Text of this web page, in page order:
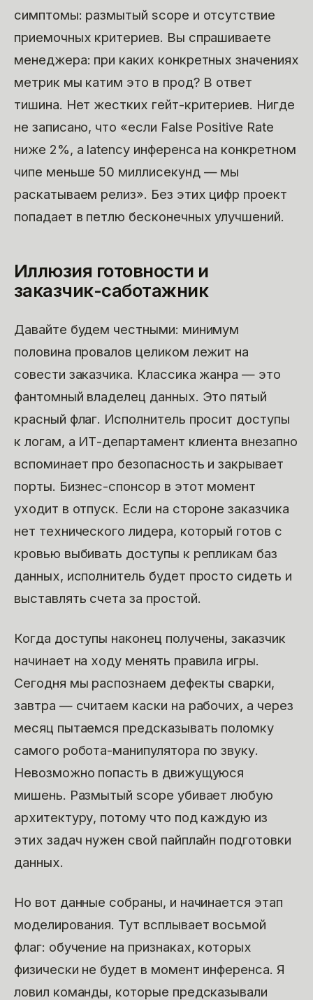
симптомы: размытый scope и отсутствие
приемочных критериев. Вы спрашиваете
менеджера: при каких конкретных значениях
метрик мы катим это в прод? В ответ
тишина. Нет жестких гейт-критериев. Нигде
не записано, что «если False Positive Rate
ниже 2%, а latency инференса на конкретном
чипе меньше 50 миллисекунд — мы
раскатываем релиз». Без этих цифр проект
попадает в петлю бесконечных улучшений.
Иллюзия готовности и
заказчик-саботажник
Давайте будем честными: минимум
половина провалов целиком лежит на
совести заказчика. Классика жанра — это
фантомный владелец данных. Это пятый
красный флаг. Исполнитель просит доступы
к логам, а ИТ-департамент клиента внезапно
вспоминает про безопасность и закрывает
порты. Бизнес-спонсор в этот момент
уходит в отпуск. Если на стороне заказчика
нет технического лидера, который готов с
кровью выбивать доступы к репликам баз
данных, исполнитель будет просто сидеть и
выставлять счета за простой.
Когда доступы наконец получены, заказчик
начинает на ходу менять правила игры.
Сегодня мы распознаем дефекты сварки,
завтра — считаем каски на рабочих, а через
месяц пытаемся предсказывать поломку
самого робота-манипулятора по звуку.
Невозможно попасть в движущуюся
мишень. Размытый scope убивает любую
архитектуру, потому что под каждую из
этих задач нужен свой пайплайн подготовки
данных.
Но вот данные собраны, и начинается этап
моделирования. Тут всплывает восьмой
флаг: обучение на признаках, которых
физически не будет в момент инференса. Я
ловил команды, которые предсказывали